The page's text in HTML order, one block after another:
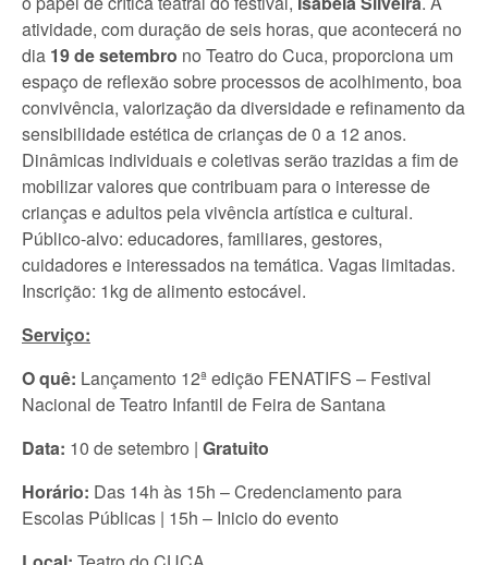
atividade, com duração de seis horas, que acontecerá no
dia 19 de setembro no Teatro do Cuca, proporciona um
espaço de reflexão sobre processos de acolhimento, boa
convivência, valorização da diversidade e refinamento da
sensibilidade estética de crianças de 0 a 12 anos.
Dinâmicas individuais e coletivas serão trazidas a fim de
mobilizar valores que contribuam para o interesse de
crianças e adultos pela vivência artística e cultural.
Público-alvo: educadores, familiares, gestores,
cuidadores e interessados na temática. Vagas limitadas.
Inscrição: 1kg de alimento estocável.
Serviço:
O quê: Lançamento 12ª edição FENATIFS – Festival
Nacional de Teatro Infantil de Feira de Santana
Data: 10 de setembro | Gratuito
Horário: Das 14h às 15h – Credenciamento para
Escolas Públicas | 15h – Inicio do evento